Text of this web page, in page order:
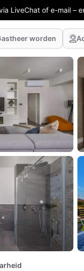
LiveChat of e-mail –
worden